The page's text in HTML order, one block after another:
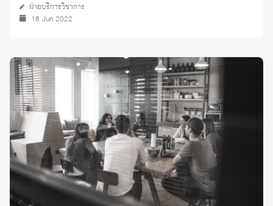
ฝ่ายบริการวิชาการ
18 Jun 2022